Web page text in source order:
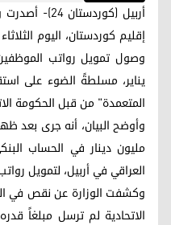
أربيل
وصول تمويل رواتب
يناير، مسلطةً الضوء على
المتعمدة" من قبل الحكومة
مليون دينار في الحساب
العراقي في أربيل، لتمويل
وكشفت الوزارة عن نقص في